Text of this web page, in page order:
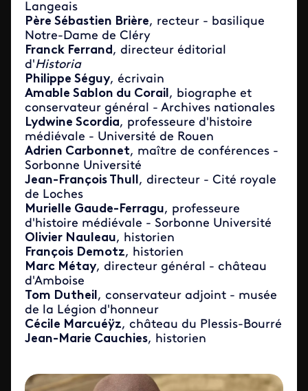
Langeais
Père Sébastien Brière, recteur - basilique
Notre-Dame de Cléry
Franck Ferrand, directeur éditorial
d'Historia
Philippe Séguy, écrivain
Amable Sablon du Corail, biographe et
conservateur général - Archives nationales
Lydwine Scordia, professeure d'histoire
médiévale - Université de Rouen
Adrien Carbonnet, maître de conférences -
Sorbonne Université
Jean-François Thull, directeur - Cité royale
de Loches
Murielle Gaude-Ferragu, professeure
d'histoire médiévale - Sorbonne Université
Olivier Nauleau, historien
François Demotz, historien
Marc Métay, directeur général - château
d'Amboise
Tom Dutheil, conservateur adjoint - musée
de la Légion d'honneur
Cécile Marcuéÿz, château du Plessis-Bourré
Jean-Marie Cauchies, historien